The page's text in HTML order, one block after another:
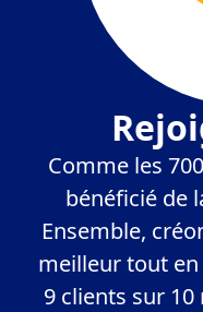
Comme les
bénéficié de
Ensemble,
meilleur tout
9 clients sur